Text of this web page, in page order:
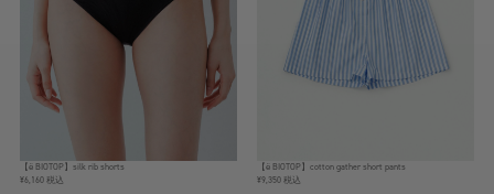
【ё BIOTOP】silk rib shorts
¥6,160 税込
【ё BIOTOP】cotton gather short pants
¥9,350 税込